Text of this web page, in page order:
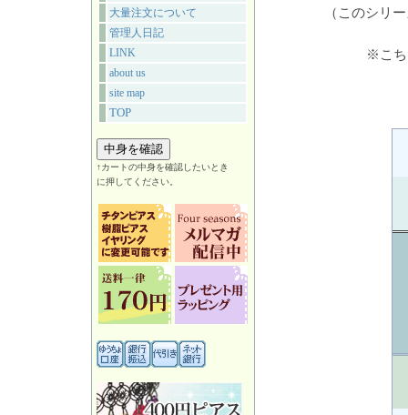
大量注文について
管理人日記
LINK
about us
site map
TOP
↑カートの中身を確認したいとき
に押してください。
（このシリ
※こち